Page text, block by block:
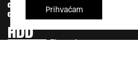
Prihvaćam